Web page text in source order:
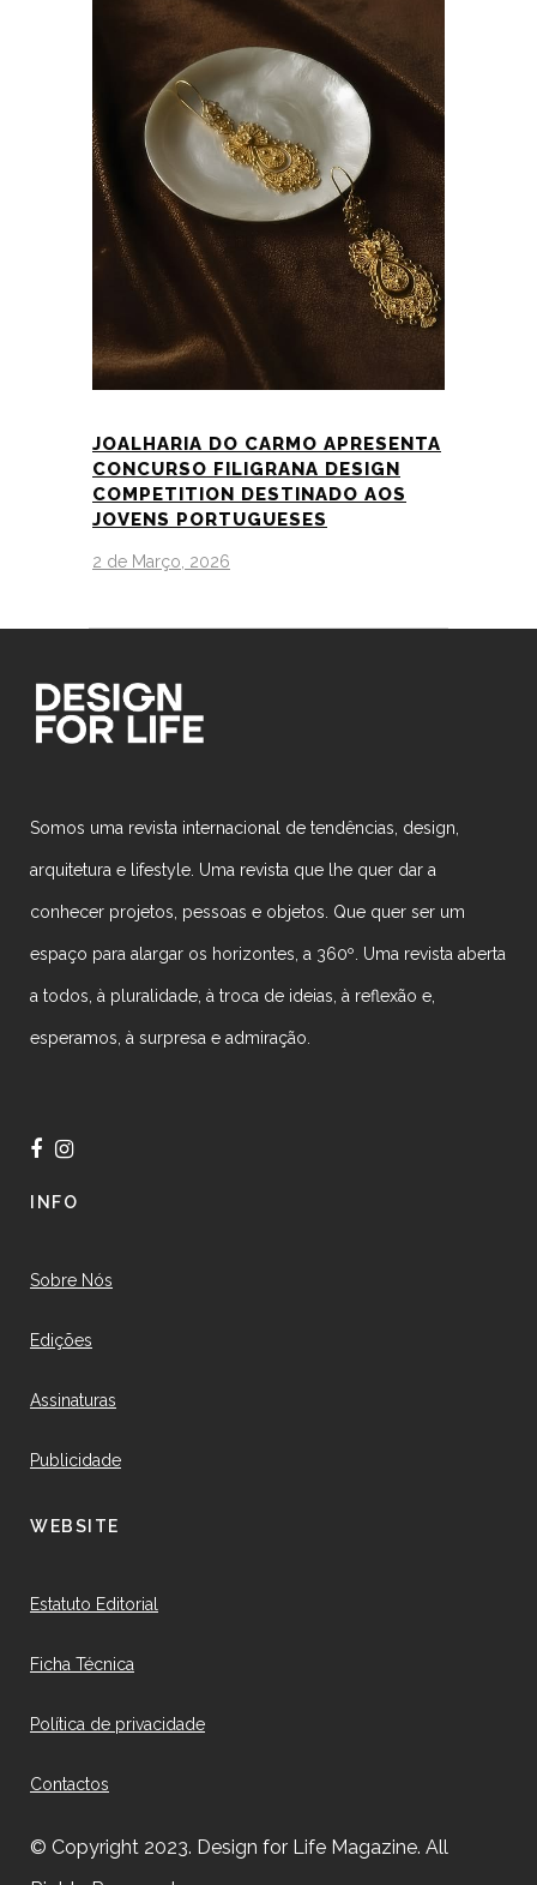
JOALHARIA DO CARMO APRESENTA
CONCURSO FILIGRANA DESIGN
COMPETITION DESTINADO AOS
JOVENS PORTUGUESES
2 de Março, 2026
Somos uma revista internacional de tendências, design,
arquitetura e lifestyle. Uma revista que lhe quer dar a
conhecer projetos, pessoas e objetos. Que quer ser um
espaço para alargar os horizontes, a 360º. Uma revista aberta
a todos, à pluralidade, à troca de ideias, à reflexão e,
esperamos, à surpresa e admiração.
INFO
Sobre Nós
Edições
Assinaturas
Publicidade
WEBSITE
Estatuto Editorial
Ficha Técnica
Política de privacidade
Contactos
© Copyright 2023. Design for Life Magazine. All